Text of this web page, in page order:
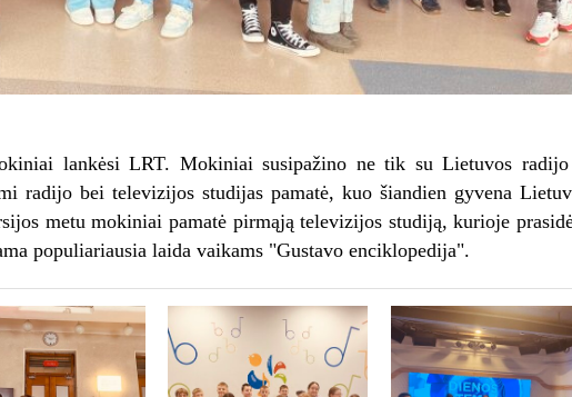
lankėsi LRT. Mokiniai susipažino ne tik su Lietuvos
radijo bei televizijos studijas pamatė, kuo šiandien gyvena
metu mokiniai pamatė pirmąją televizijos studiją, kurioje
populiariausia laida vaikams "Gustavo enciklopedija".